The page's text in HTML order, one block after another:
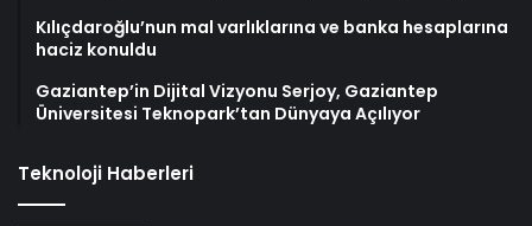
Kılıçdaroğlu’nun mal varlıklarına ve banka hesaplarına
haciz konuldu
Gaziantep’in Dijital Vizyonu Serjoy, Gaziantep
Üniversitesi Teknopark’tan Dünyaya Açılıyor
Teknoloji Haberleri